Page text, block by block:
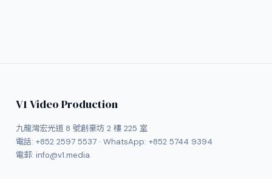
V1 Video Production
九龍灣宏光道 8 號創豪坊 2 樓 225 室
電話: +852 2597 5537· WhatsApp: +852 5744 9394
電郵: info@v1.media